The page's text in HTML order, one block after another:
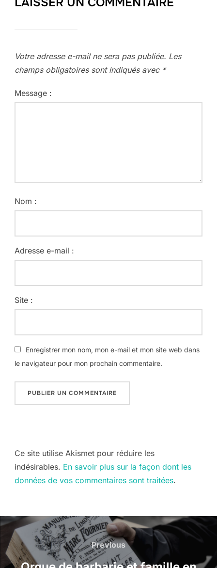
Votre adresse e-mail ne sera pas publiée. Les
champs obligatoires sont indiqués avec *
Message :
Nom :
Adresse e-mail :
Site :
Enregistrer mon nom, mon e-mail et mon site web dans
le navigateur pour mon prochain commentaire.
Ce site utilise Akismet pour réduire les
indésirables. En savoir plus sur la façon dont les
données de vos commentaires sont traitées.
Navigation
de
Previous
Previous